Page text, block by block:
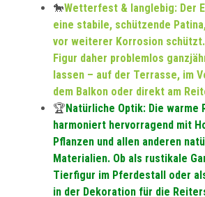
🐎Wetterfest & langlebig: Der
eine stabile, schützende
vor weiterer Korrosion
Figur daher problemlos
lassen – auf der Terrasse, im
dem Balkon oder direkt am
🏆Natürliche Optik: Die warme
harmoniert hervorragend mit
Pflanzen und allen anderen
Materialien. Ob als rustikale
Tierfigur im Pferdestall oder
in der Dekoration für die